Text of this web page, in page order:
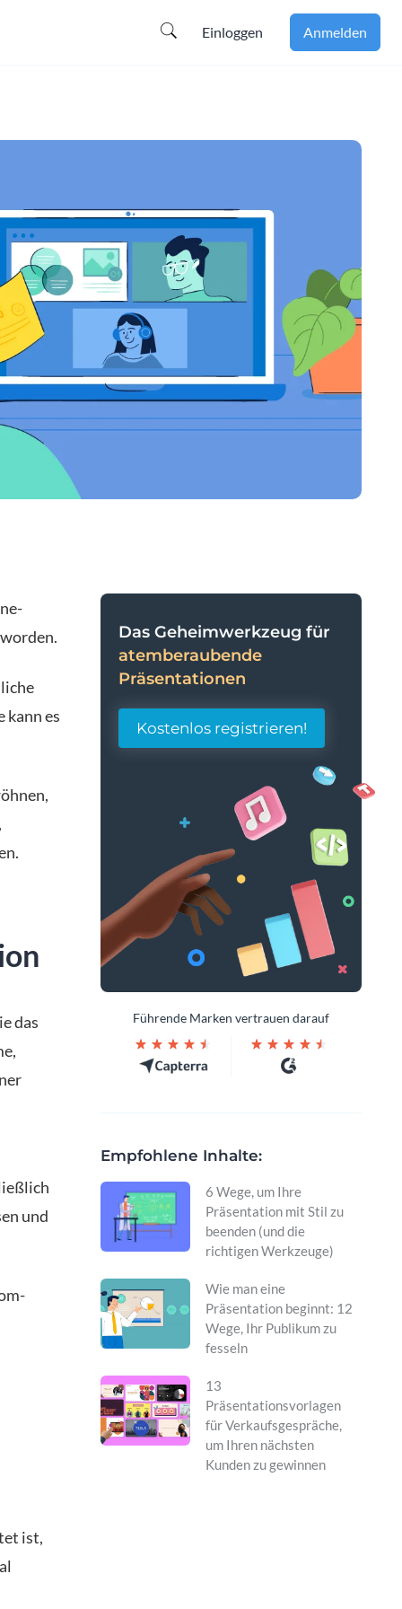
Einloggen Anmelden
kann es
das
und
ist,
Das Geheimwerkzeug für
atemberaubende
Präsentationen
Kostenlos registrieren!
Führende Marken vertrauen darauf
Empfohlene Inhalte:
6 Wege, um Ihre
Präsentation mit Stil zu
beenden (und die
richtigen Werkzeuge)
Wie man eine
Präsentation beginnt: 12
Wege, Ihr Publikum zu
fesseln
13
Präsentationsvorlagen
für Verkaufsgespräche,
um Ihren nächsten
Kunden zu gewinnen